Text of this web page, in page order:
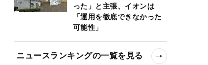
った」と主張、イオンは
「運用を徹底できなかった
可能性」
ニュースランキングの一覧を見る